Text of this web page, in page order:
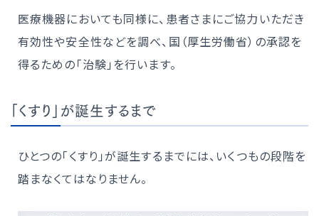
医療機器においても同様に、患者さまにご協力いただき
有効性や安全性などを調べ、国（厚生労働省）の承認を
得るための「治験」を行います。
「くすり」が誕生するまで
ひとつの「くすり」が誕生するまでには、いくつもの段階を
踏まなくてはなりません。